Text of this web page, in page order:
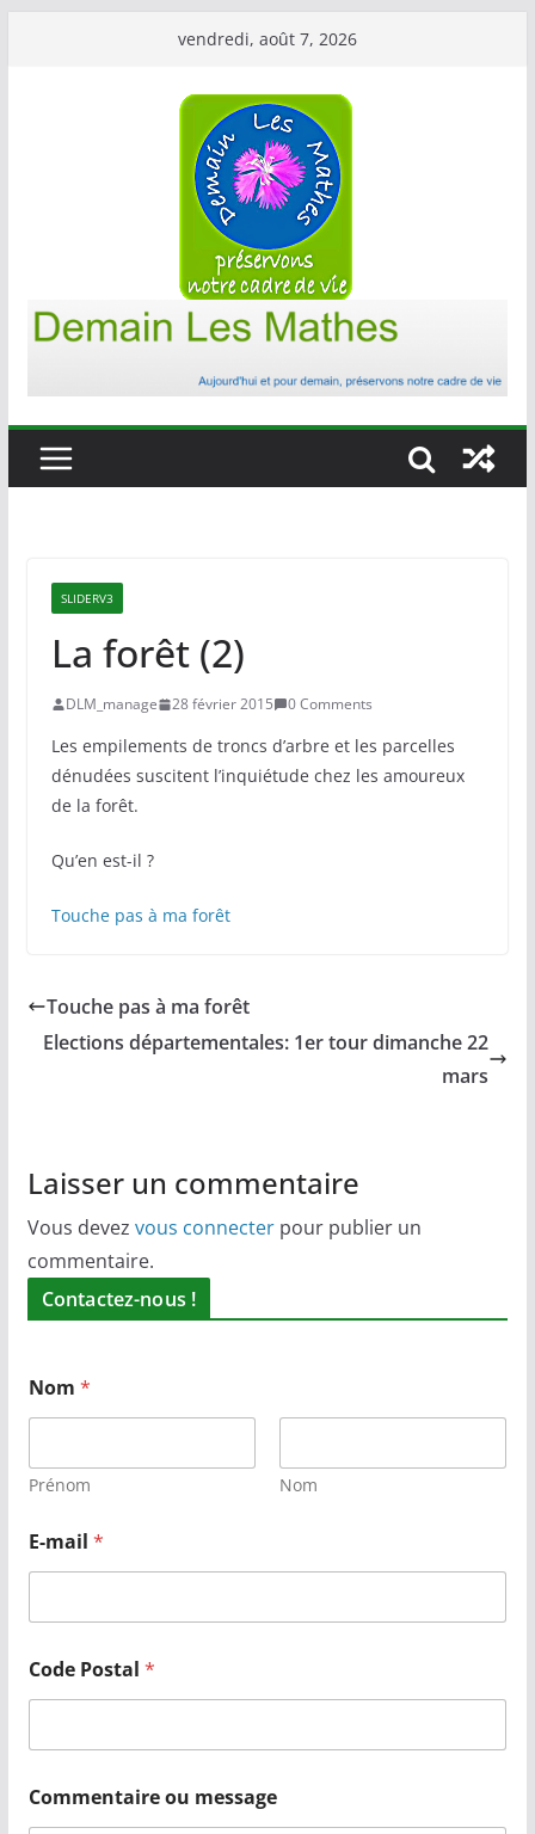
vendredi, août 7, 2026
SLIDERV3
La forêt (2)
DLM_manage 28 février 2015 0 Comments
Les empilements de troncs d’arbre et les parcelles
dénudées suscitent l’inquiétude chez les amoureux
de la forêt.
Qu’en est-il ?
Touche pas à ma forêt
Touche pas à ma forêt
Elections départementales: 1er tour dimanche 22
mars
Laisser un commentaire
Vous devez vous connecterpour publier un
commentaire.
Contactez-nous !
Nom *
Prénom Nom
E-mail *
Code Postal *
Commentaire ou message